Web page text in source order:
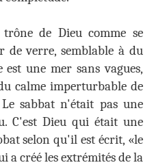
de Dieu comme se
de verre, semblable à du
une mer sans vagues,
calme imperturbable de
sabbat n'était pas une
C'est Dieu qui était une
selon qu'il est écrit, «le
a créé les extrémités de la